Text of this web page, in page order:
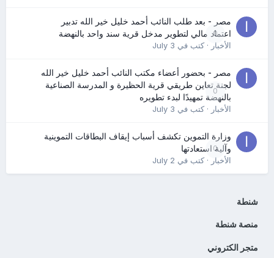
0
مصر - بعد طلب النائب أحمد خليل خير الله تدبير
اعتماد مالي لتطوير مدخل قرية سند واحد بالنهضة
الأخبار· كتب في July 3
0
مصر - بحضور أعضاء مكتب النائب أحمد خليل خير الله
لجنة تعاين طريقي قرية الحظيرة و المدرسة الصناعية
بالنهضة تمهيدًا لبدء تطويره
الأخبار· كتب في July 3
0
وزارة التموين تكشف أسباب إيقاف البطاقات التموينية
وآلية استعادتها
الأخبار· كتب في July 2
شنطة
منصة شنطة
متجر الكتروني